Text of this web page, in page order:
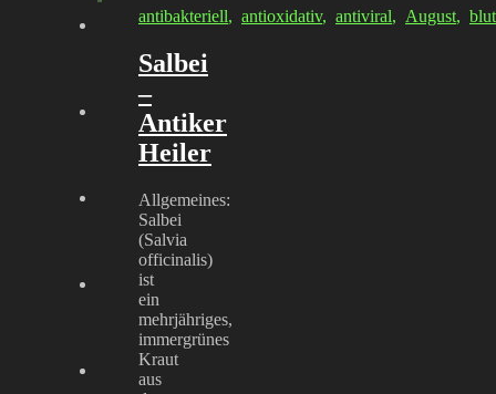
antibakteriell, antioxidativ, antiviral, August,
Salbei
–
Antiker
Heiler
Allgemeines:
Salbei
(Salvia
officinalis)
ist
ein
mehrjähriges,
immergrünes
Kraut
aus